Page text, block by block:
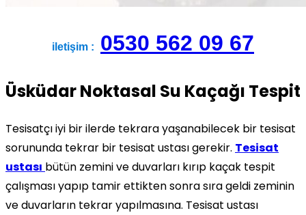
iletişim : 0530 562 09 67
Üsküdar Noktasal Su Kaçağı Tespit
Tesisatçı iyi bir ilerde tekrara yaşanabilecek bir tesisat
sorununda tekrar bir tesisat ustası gerekir. Tesisat
ustası bütün zemini ve duvarları kırıp kaçak tespit
çalışması yapıp tamir ettikten sonra sıra geldi zeminin
ve duvarların tekrar yapılmasına. Tesisat ustası